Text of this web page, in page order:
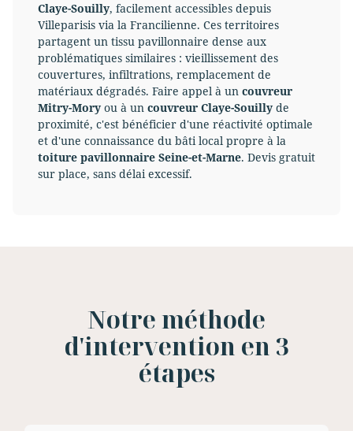
Claye-Souilly, facilement accessibles depuis
Villeparisis via la Francilienne. Ces territoires
partagent un tissu pavillonnaire dense aux
problématiques similaires : vieillissement des
couvertures, infiltrations, remplacement de
matériaux dégradés. Faire appel à un couvreur
Mitry-Mory ou à un couvreur Claye-Souilly de
proximité, c'est bénéficier d'une réactivité optimale
et d'une connaissance du bâti local propre à la
toiture pavillonnaire Seine-et-Marne. Devis gratuit
sur place, sans délai excessif.
Notre méthode
d'intervention en 3
étapes